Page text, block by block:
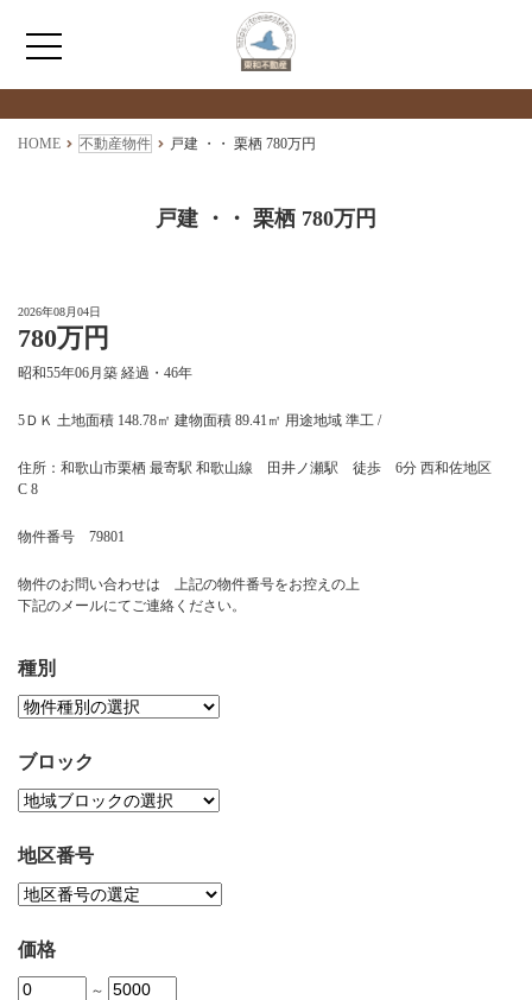
HOME
売買情報
月極駐車場のご案内
アクセス
検索物件の詳細
****
HOME 不動産物件 戸建 ・・ 栗栖 780万円
戸建 ・・ 栗栖 780万円
2026年08月04日
780万円
昭和55年06月築 経過・46年
5ＤＫ 土地面積 148.78㎡ 建物面積 89.41㎡ 用途地域 準工 /
住所：和歌山市栗栖 最寄駅 和歌山線 田井ノ瀬駅 徒歩 6分 西和佐地区
C 8
物件番号 79801
物件のお問い合わせは 上記の物件番号をお控えの上
下記のメールにてご連絡ください。
種別
ブロック
地区番号
価格
～